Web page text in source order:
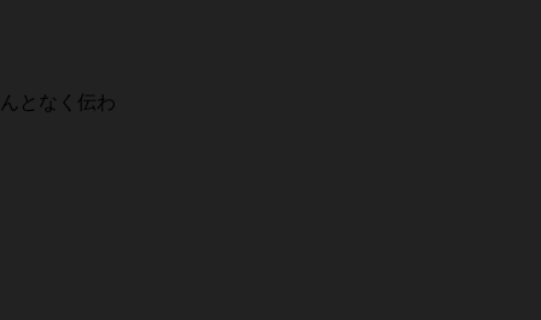
となく伝わ